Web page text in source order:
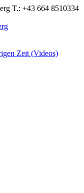
T.: +43 664 8510334
Zeit (Videos)